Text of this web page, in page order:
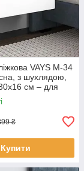
VAYS M-34
з шухлядою,
см – для
₴
Купити